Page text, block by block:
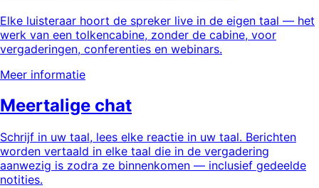
Elke luisteraar hoort de spreker live in de eigen taal — het
werk van een tolkencabine, zonder de cabine, voor
vergaderingen, conferenties en webinars.
Meer informatie
Meertalige chat
Schrijf in uw taal, lees elke reactie in uw taal. Berichten
worden vertaald in elke taal die in de vergadering
aanwezig is zodra ze binnenkomen — inclusief gedeelde
notities.